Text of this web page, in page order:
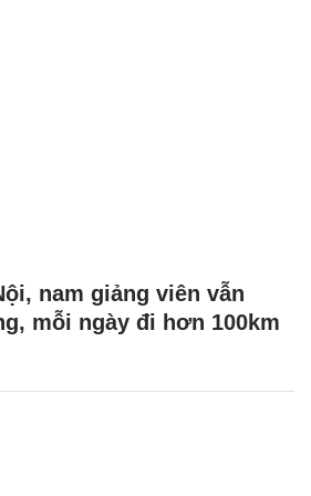
nam giảng viên vẫn
mỗi ngày đi hơn 100km